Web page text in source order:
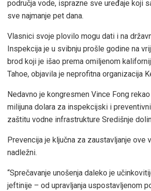
područja vode, isprazne sve uređaje koji
sve najmanje pet dana.
Vlasnici svoje plovilo mogu dati i na
Inspekcija je u svibnju prošle godine na
brod koji je išao prema omiljenom
Tahoe, objavila je neprofitna organizacija
Nedavno je kongresmen Vince Fong
milijuna dolara za inspekcijski i
zaštitu vodne infrastrukture Središnje
Prevencija je ključna za zaustavljanje ove
nadležni.
“Sprečavanje unošenja daleko je
jeftinije – od upravljanja uspostavljenom